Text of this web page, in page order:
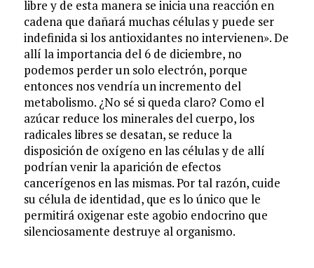
libre y de esta manera se inicia una reacción en
cadena que dañará muchas células y puede ser
indefinida si los antioxidantes no intervienen». De
allí la importancia del 6 de diciembre, no
podemos perder un solo electrón, porque
entonces nos vendría un incremento del
metabolismo. ¿No sé si queda claro? Como el
azúcar reduce los minerales del cuerpo, los
radicales libres se desatan, se reduce la
disposición de oxígeno en las células y de allí
podrían venir la aparición de efectos
cancerígenos en las mismas. Por tal razón, cuide
su célula de identidad, que es lo único que le
permitirá oxigenar este agobio endocrino que
silenciosamente destruye al organismo.